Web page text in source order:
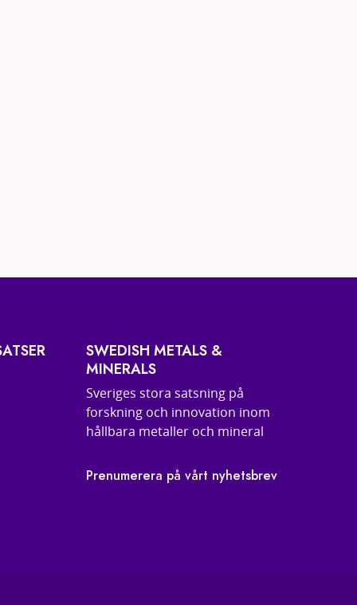
SWEDISH METALS &
MINERALS
Sveriges stora satsning på
forskning och innovation inom
hållbara metaller och mineral
Prenumerera på vårt nyhetsbrev